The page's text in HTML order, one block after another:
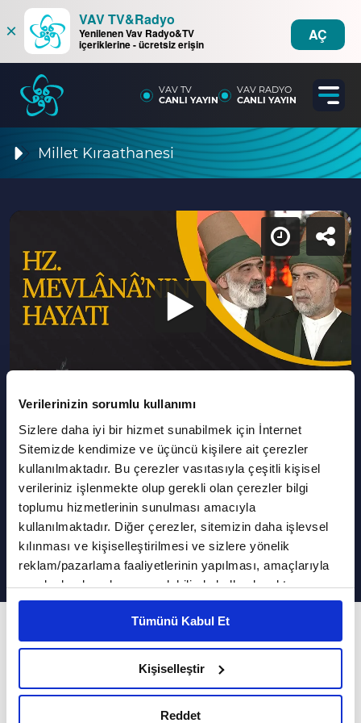
Verilerinizin sorumlu kullanımı
Sizlere daha iyi bir hizmet sunabilmek için İnternet
Sitemizde kendimize ve üçüncü kişilere ait çerezler
kullanılmaktadır. Bu çerezler vasıtasıyla çeşitli kişisel
verileriniz işlenmekte olup gerekli olan çerezler bilgi
toplumu hizmetlerinin sunulması amacıyla
kullanılmaktadır. Diğer çerezler, sitemizin daha işlevsel
kılınması ve kişiselleştirilmesi ve sizlere yönelik
reklam/pazarlama faaliyetlerinin yapılması, amaçlarıyla
sınırlı olarak açık rızanız dahilinde kullanılacaktır.
Çerezlere ilişkin tercihlerinizi çerez paneli vasıtasıyla
belirleyebilirsiniz. Çerezlere ilişkin detaylı bilgi için
Ayarlar butonuna tıklayabilir,Çerez Bilgilendirme
Metnimizi ziyaret edebilirsiniz.
hazırlanmış olan İnternet Sitesi Aydınlatma Metnimizi
okumak ve sitemizi ziyaretiniz kapsamında
Tümünü Kabul Et
Kişiselleştir
Reddet
×
VAV TV&Radyo
Yenilenen Vav Radyo&TV
içeriklerine - ücretsiz erişin
AÇ
VAV TV
CANLI YAYIN
VAV RADYO
CANLI YAYIN
Millet Kıraathanesi
Podcast Olarak Dinle Programın Tüm Podcastleri
752. Yılında Aşkın ve Vuslatın
Zaman Ötesi Buluşması: Şeb-i
Arus | Millet Kıraathanesi
Şems-i Tebrizi ve Hz. Mevlânâ arasında nasıl bir
Mustafa Akar'ın sunumu İbrahim Altay'ın